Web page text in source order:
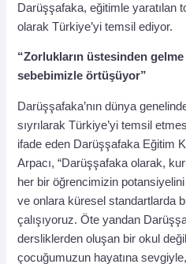
Darüşşafaka, eğitimle yaratılan
olarak Türkiye’yi temsil ediyor.
“Zorlukların üstesinden gelme
sebebimizle örtüşüyor”
Darüşşafaka’nın dünya
sıyrılarak Türkiye’yi temsil
ifade eden Darüşşafaka Eğitim
Arpacı, “Darüşşafaka olarak,
her bir öğrencimizin
ve onlara küresel standartlarda
çalışıyoruz. Öte yandan
dersliklerden oluşan bir okul
çocuğumuzun hayatına